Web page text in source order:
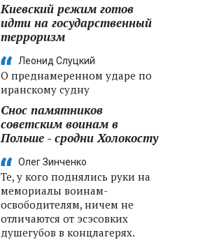
Киевский режим готов
идти на государственный
терроризм
Леонид Слуцкий
О преднамеренном ударе по
иранскому судну
Снос памятников
советским воинам в
Польше - сродни Холокосту
Олег Зинченко
Те, у кого поднялись руки на
мемориалы воинам-
освободителям, ничем не
отличаются от эсэсовких
душегубов в концлагерях.